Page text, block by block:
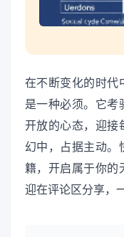
在不断变化的时代
是一种必须。它考
开放的心态，迎接
幻中，占据主动。
籍，开启属于你的
迎在评论区分享，